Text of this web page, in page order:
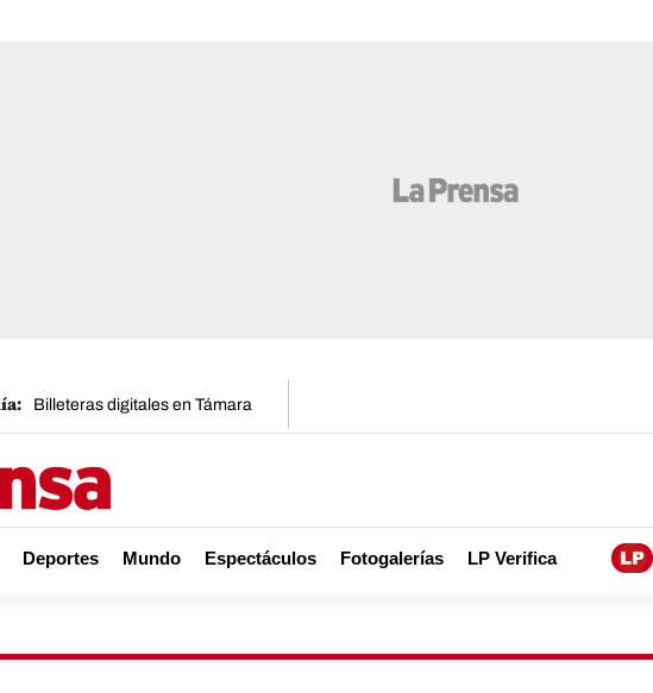
Billeteras digitales en Támara
Deportes Mundo Espectáculos Fotogalerías LP Verifica